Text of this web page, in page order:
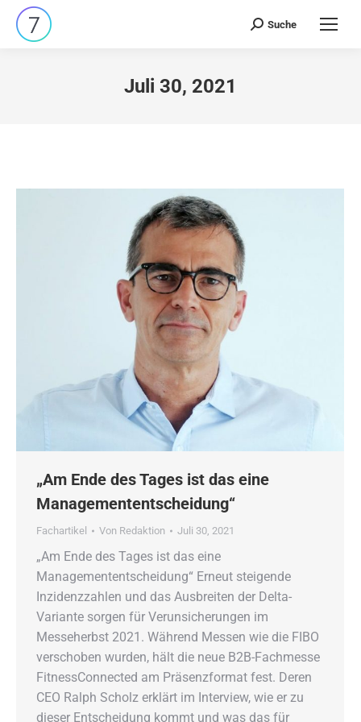
Search:
Suche
Juli 30, 2021
„Am Ende des Tages ist das eine
Managemententscheidung“
Fachartikel Von Redaktion Juli 30, 2021
„Am Ende des Tages ist das eine
Managemententscheidung“ Erneut steigende
Inzidenzzahlen und das Ausbreiten der Delta-
Variante sorgen für Verunsicherungen im
Messeherbst 2021. Während Messen wie die FIBO
verschoben wurden, hält die neue B2B-Fachmesse
FitnessConnected am Präsenzformat fest. Deren
CEO Ralph Scholz erklärt im Interview, wie er zu
dieser Entscheidung kommt und was das für